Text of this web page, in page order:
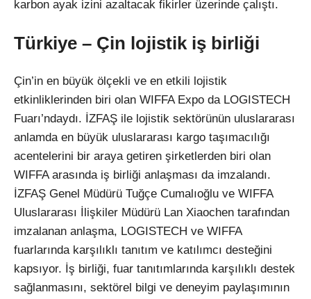
karbon ayak izini azaltacak fikirler üzerinde çalıştı.
Türkiye – Çin lojistik iş birliği
Çin’in en büyük ölçekli ve en etkili lojistik
etkinliklerinden biri olan WIFFA Expo da LOGISTECH
Fuarı’ndaydı. İZFAŞ ile lojistik sektörünün uluslararası
anlamda en büyük uluslararası kargo taşımacılığı
acentelerini bir araya getiren şirketlerden biri olan
WIFFA arasında iş birliği anlaşması da imzalandı.
İZFAŞ Genel Müdürü Tuğçe Cumalıoğlu ve WIFFA
Uluslararası İlişkiler Müdürü Lan Xiaochen tarafından
imzalanan anlaşma, LOGISTECH ve WIFFA
fuarlarında karşılıklı tanıtım ve katılımcı desteğini
kapsıyor. İş birliği, fuar tanıtımlarında karşılıklı destek
sağlanmasını, sektörel bilgi ve deneyim paylaşımının